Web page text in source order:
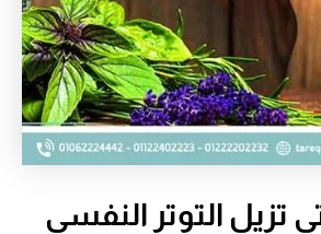
تزيل التوتر النفسي